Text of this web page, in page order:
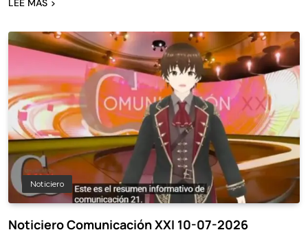
LEE MÁS
Noticiero
Noticiero Comunicación XXI 10-07-2026